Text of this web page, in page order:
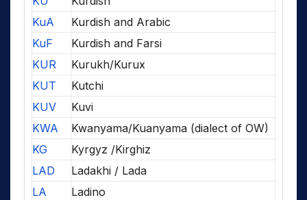
KuA
Kurdish and Arabic
KuF
Kurdish and Farsi
KUR
Kurukh/Kurux
KUT
Kutchi
KUV
Kuvi
KWA
Kwanyama/Kuanyama (dialect of OW)
KG
Kyrgyz /Kirghiz
LAD
Ladakhi / Lada
LA
Ladino